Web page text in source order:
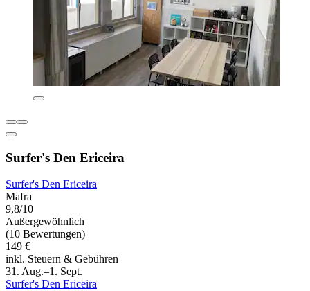
Surfer's Den Ericeira
Surfer's Den Ericeira
Mafra
9,8/10
Außergewöhnlich
(10 Bewertungen)
149 €
inkl. Steuern & Gebühren
31. Aug.–1. Sept.
Surfer's Den Ericeira